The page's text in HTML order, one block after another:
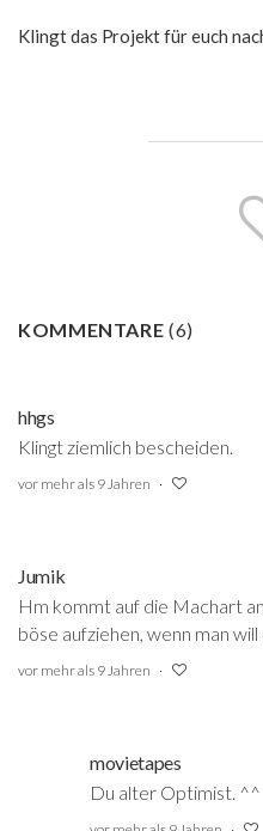
Klingt das Projekt für euch
KOMMENTARE(6)
hhgs
Klingt ziemlich bescheiden.
vor mehr als 9 Jahren
Jumik
Hm kommt auf die Machart
böse aufziehen, wenn man will
vor mehr als 9 Jahren
movietapes
Du alter Optimist. ^^